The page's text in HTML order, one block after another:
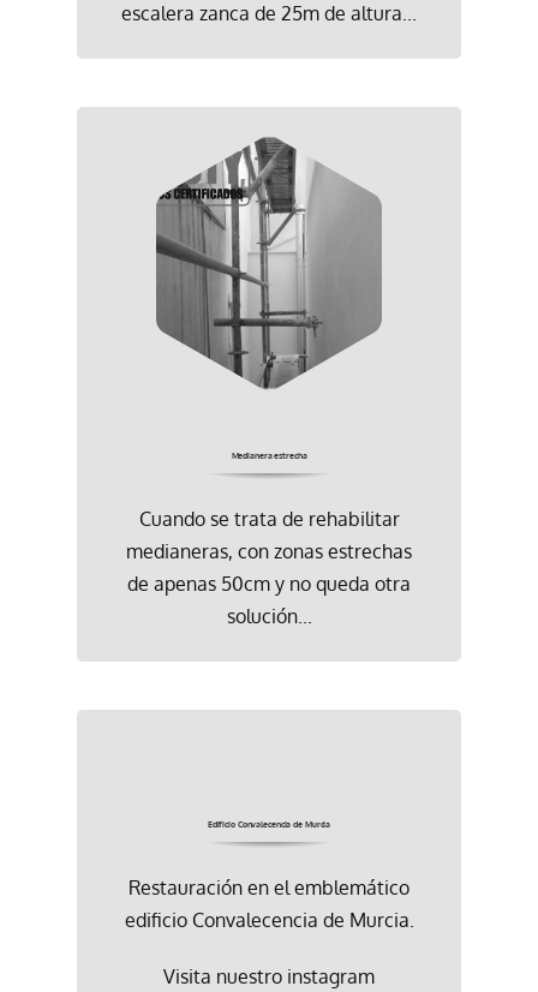
escalera zanca de 25m de altura...
Medianera estrecha
Cuando se trata de rehabilitar
medianeras, con zonas estrechas
de apenas 50cm y no queda otra
solución...
Edificio Convalecencia de Murcia
Restauración en el emblemático
edificio Convalecencia de Murcia.
Visita nuestro instagram